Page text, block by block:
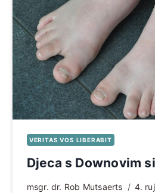
VERITAS VOS LIBERABIT
Djeca s Downovim
msgr. dr. Rob Mutsaerts 4.